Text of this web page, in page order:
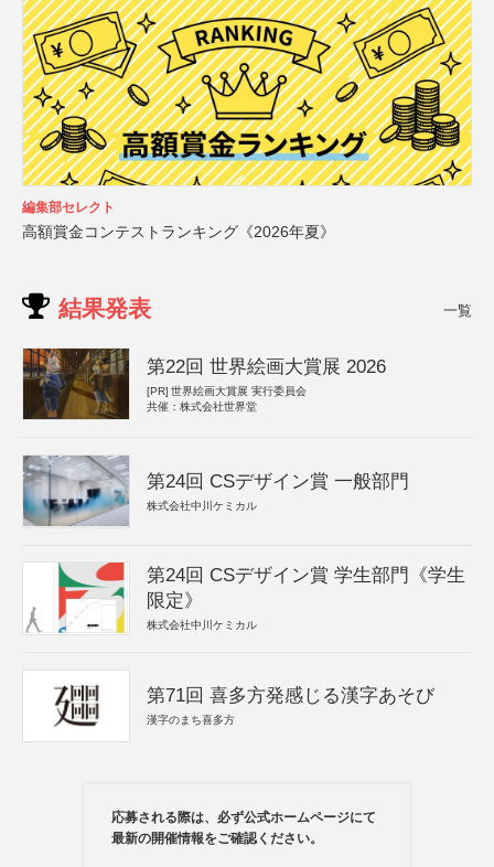
編集部セレクト
高額賞金コンテストランキング《2026年夏》
結果発表 一覧
第22回 世界絵画大賞展 2026
[PR] 世界絵画大賞展 実行委員会
共催：株式会社世界堂
第24回 CSデザイン賞 一般部門
株式会社中川ケミカル
第24回 CSデザイン賞 学生部門《学生
限定》
株式会社中川ケミカル
第71回 喜多方発感じる漢字あそび
漢字のまち喜多方
応募される際は、必ず公式ホームページにて
最新の開催情報をご確認ください。